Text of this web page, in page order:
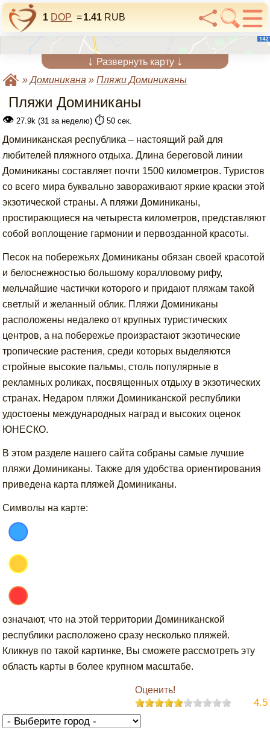
1 DOP =1.41 RUB
↓ Развернуть карту ↓
»Доминикана »Пляжи Доминиканы
Пляжи Доминиканы
👁 27.9k (31 за неделю) ⏱️ 50 сек.
Доминиканская республика – настоящий рай для
любителей пляжного отдыха. Длина береговой линии
Доминиканы составляет почти 1500 километров. Туристов
со всего мира буквально завораживают яркие краски этой
экзотической страны. А пляжи Доминиканы,
простирающиеся на четыреста километров, представляют
собой воплощение гармонии и первозданной красоты.
Песок на побережьях Доминиканы обязан своей красотой
и белоснежностью большому коралловому рифу,
мельчайшие частички которого и придают пляжам такой
светлый и желанный облик. Пляжи Доминиканы
расположены недалеко от крупных туристических
центров, а на побережье произрастают экзотические
тропические растения, среди которых выделяются
стройные высокие пальмы, столь популярные в
рекламных роликах, посвященных отдыху в экзотических
странах. Недаром пляжи Доминиканской республики
удостоены международных наград и высоких оценок
ЮНЕСКО.
В этом разделе нашего сайта собраны самые лучшие
пляжи Доминиканы. Также для удобства ориентирования
приведена карта пляжей Доминиканы.
Символы на карте:
означают, что на этой территории Доминиканской
республики расположено сразу несколько пляжей.
Кликнув по такой картинке, Вы сможете рассмотреть эту
область карты в более крупном масштабе.
Оценить!
4.5